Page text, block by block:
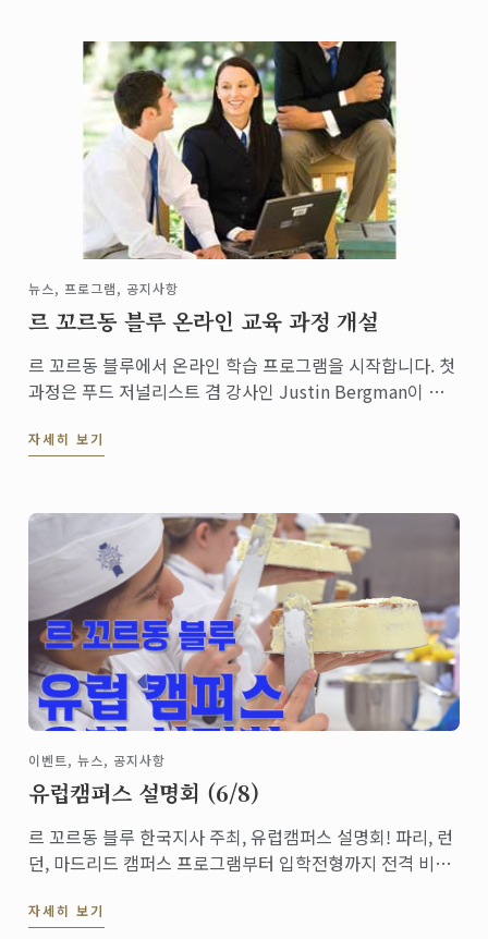
뉴스, 프로그램, 공지사항
르 꼬르동 블루 온라인 교육 과정 개설
르 꼬르동 블루에서 온라인 학습 프로그램을 시작합니다. 첫
과정은 푸드 저널리스트 겸 강사인 Justin Bergman이 강
월 29일 동안 진행됩니다.
자세히 보기
이벤트, 뉴스, 공지사항
유럽캠퍼스 설명회 (6/8)
르 꼬르동 블루 한국지사 주최, 유럽캠퍼스 설명회! 파리, 런
던, 마드리드 캠퍼스 프로그램부터 입학전형까지 전격 비교
잘 맞는 곳은 어디일지 비교해 볼 수 있는 기회를 놓치지 마
자세히 보기